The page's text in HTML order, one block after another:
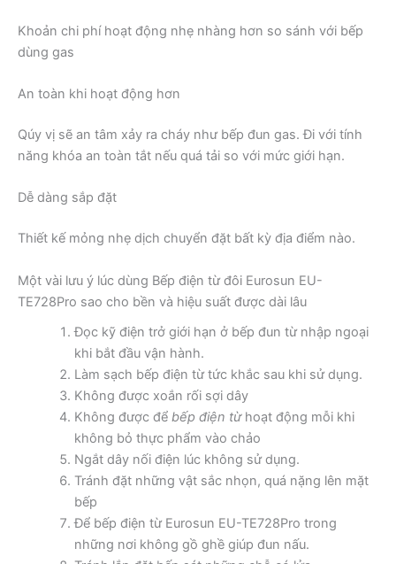
Khoản chi phí hoạt động nhẹ nhàng hơn so sánh với bếp
dùng gas
An toàn khi hoạt động hơn
Qúy vị sẽ an tâm xảy ra cháy như bếp đun gas. Đi với tính
năng khóa an toàn tắt nếu quá tải so với mức giới hạn.
Dễ dàng sắp đặt
Thiết kế mỏng nhẹ dịch chuyển đặt bất kỳ địa điểm nào.
Một vài lưu ý lúc dùng Bếp điện từ đôi Eurosun EU-
TE728Pro sao cho bền và hiệu suất được dài lâu
Đọc kỹ điện trở giới hạn ở bếp đun từ nhập ngoại
khi bắt đầu vận hành.
Làm sạch bếp điện từ tức khắc sau khi sử dụng.
Không được xoắn rối sợi dây
Không được để bếp điện từhoạt động mỗi khi
không bỏ thực phẩm vào chảo
Ngắt dây nối điện lúc không sử dụng.
Tránh đặt những vật sắc nhọn, quá nặng lên mặt
bếp
Để bếp điện từ Eurosun EU-TE728Pro trong
những nơi không gồ ghề giúp đun nấu.